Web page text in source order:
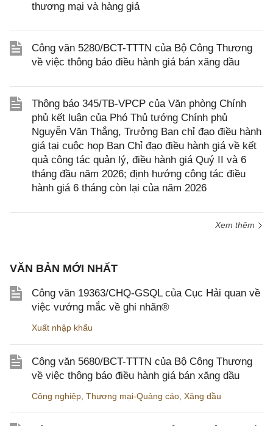
thương mại và hàng giả
Công văn 5280/BCT-TTTN của Bộ Công Thương
về việc thông báo điều hành giá bán xăng dầu
Thông báo 345/TB-VPCP của Văn phòng Chính
phủ kết luận của Phó Thủ tướng Chính phủ
Nguyễn Văn Thắng, Trưởng Ban chỉ đạo điều hành
giá tại cuộc họp Ban Chỉ đạo điều hành giá về kết
quả công tác quản lý, điều hành giá Quý II và 6
tháng đầu năm 2026; định hướng công tác điều
hành giá 6 tháng còn lại của năm 2026
Xem thêm
VĂN BẢN MỚI NHẤT
Công văn 19363/CHQ-GSQL của Cục Hải quan về
việc vướng mắc về ghi nhãn®
Xuất nhập khẩu
Công văn 5680/BCT-TTTN của Bộ Công Thương
về việc thông báo điều hành giá bán xăng dầu
Công nghiệp Thương mại-Quảng cáo Xăng dầu